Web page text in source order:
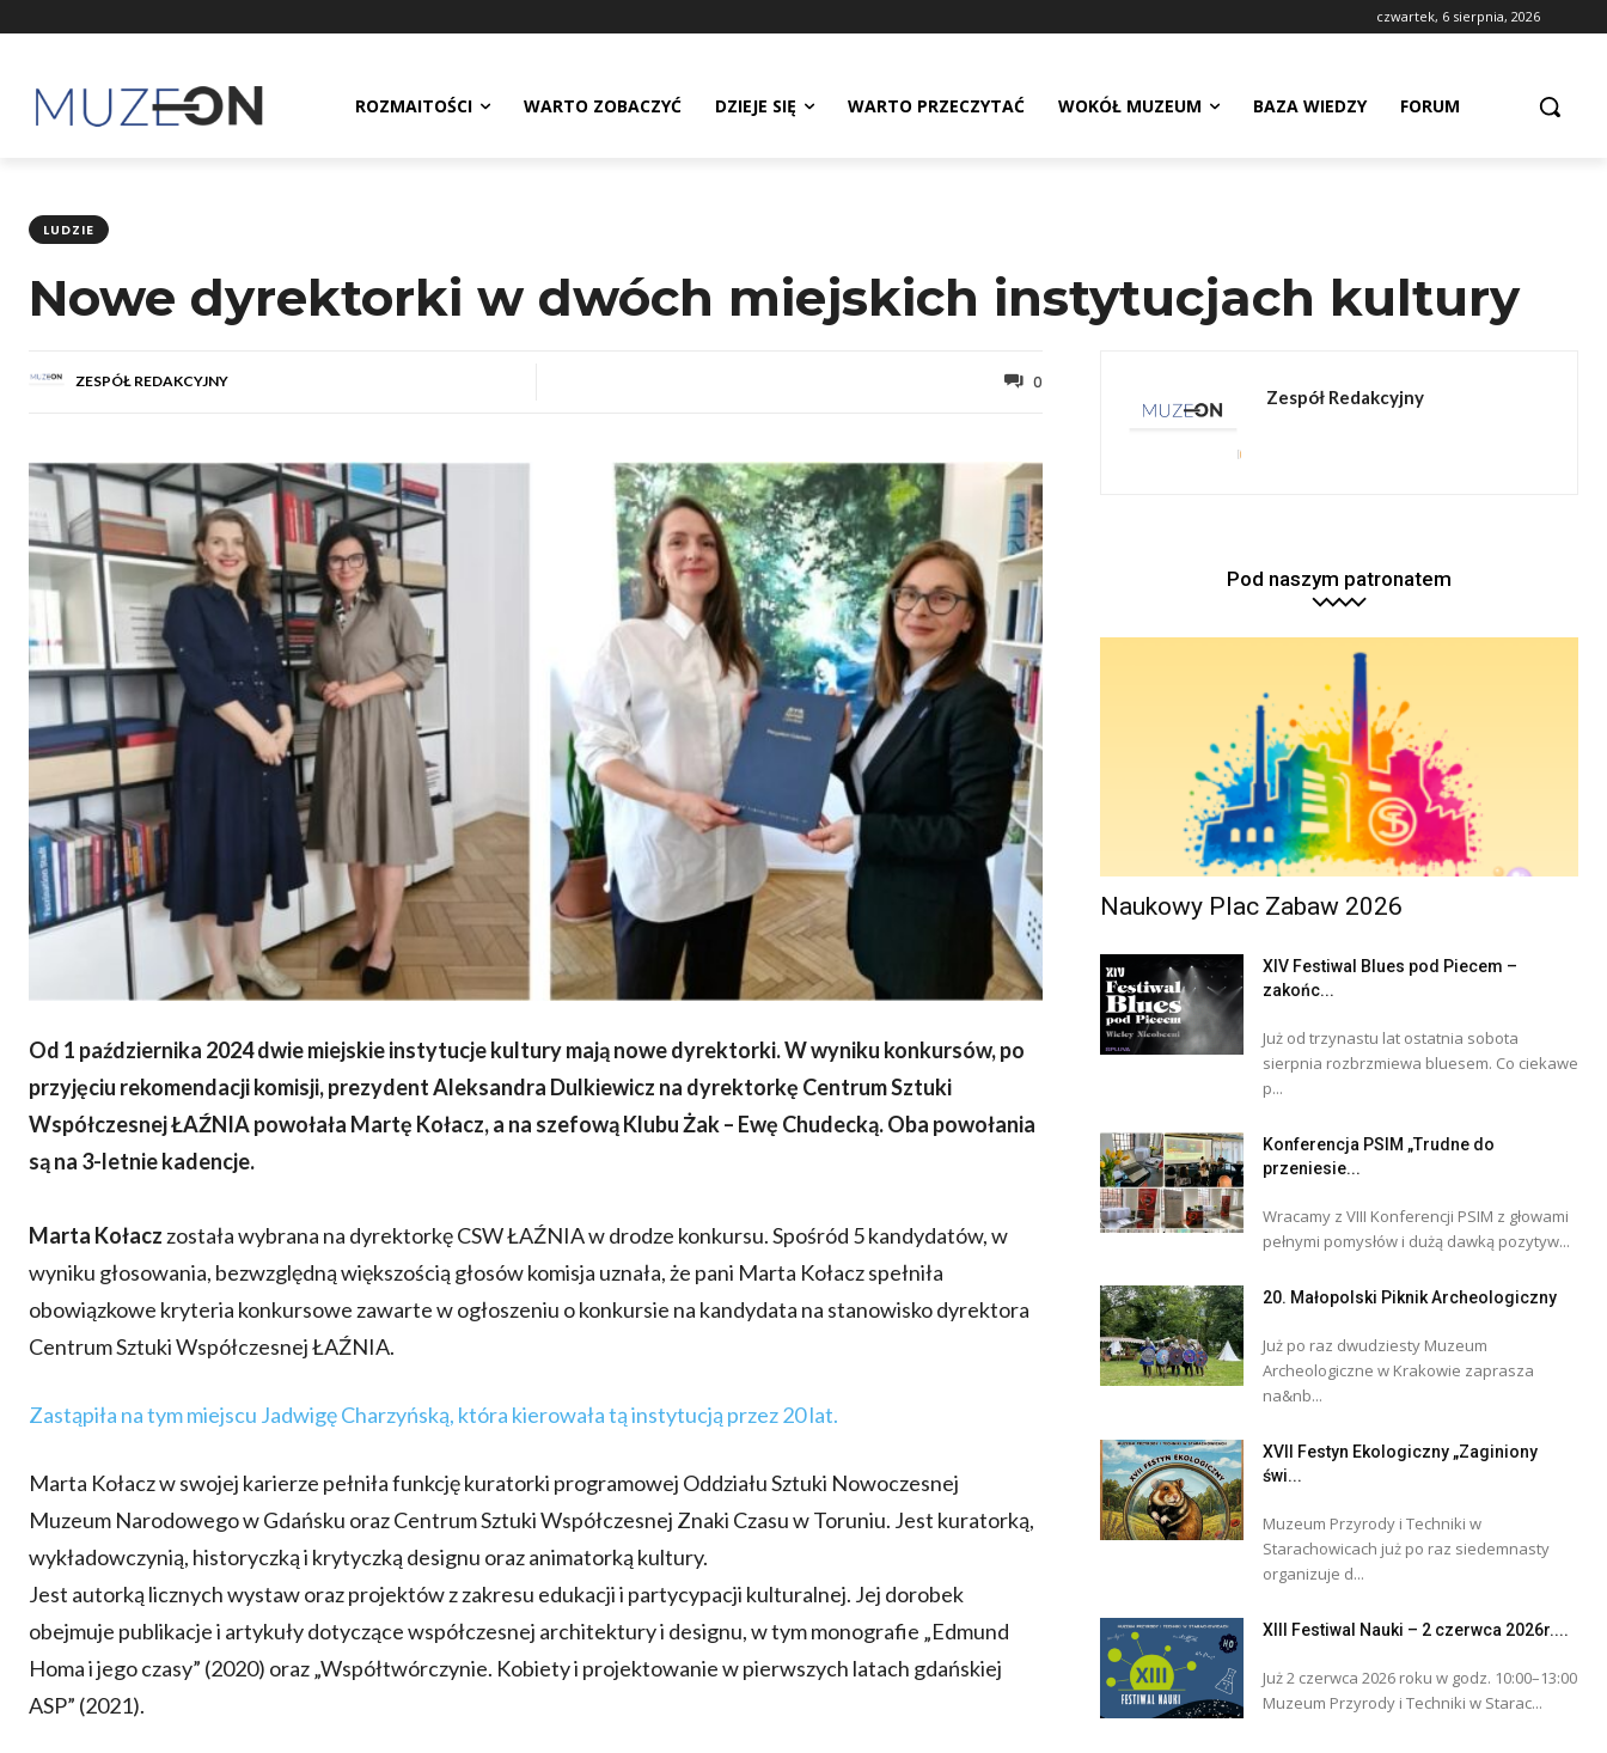
czwartek, 6 sierpnia, 2026
ROZMAITOŚCI WARTO ZOBACZYĆ DZIEJE SIĘ WARTO PRZECZYTAĆ WOKÓŁ MUZEUM BAZA WIEDZY FORUM
LUDZIE
Nowe dyrektorki w dwóch miejskich instytucjach kultury
ZESPÓŁ REDAKCYJNY 0
Od 1 października 2024 dwie miejskie instytucje kultury mają nowe dyrektorki. W wyniku konkursów, po
przyjęciu rekomendacji komisji, prezydent Aleksandra Dulkiewicz na dyrektorkę Centrum Sztuki
Współczesnej ŁAŹNIA powołała Martę Kołacz, a na szefową Klubu Żak – Ewę Chudecką. Oba powołania
są na 3-letnie kadencje.
Marta Kołacz została wybrana na dyrektorkę CSW ŁAŹNIA w drodze konkursu. Spośród 5 kandydatów, w
wyniku głosowania, bezwzględną większością głosów komisja uznała, że pani Marta Kołacz spełniła
obowiązkowe kryteria konkursowe zawarte w ogłoszeniu o konkursie na kandydata na stanowisko dyrektora
Centrum Sztuki Współczesnej ŁAŹNIA.
Zastąpiła na tym miejscu Jadwigę Charzyńską, która kierowała tą instytucją przez 20 lat.
Marta Kołacz w swojej karierze pełniła funkcję kuratorki programowej Oddziału Sztuki Nowoczesnej
Muzeum Narodowego w Gdańsku oraz Centrum Sztuki Współczesnej Znaki Czasu w Toruniu. Jest kuratorką,
wykładowczynią, historyczką i krytyczką designu oraz animatorką kultury.
Jest autorką licznych wystaw oraz projektów z zakresu edukacji i partycypacji kulturalnej. Jej dorobek
obejmuje publikacje i artykuły dotyczące współczesnej architektury i designu, w tym monografie „Edmund
Homa i jego czasy” (2020) oraz „Współtwórczynie. Kobiety i projektowanie w pierwszych latach gdańskiej
ASP” (2021).
Zespół Redakcyjny
Pod naszym patronatem
Naukowy Plac Zabaw 2026
XIV Festiwal Blues pod Piecem –
zakońc...
Już od trzynastu lat ostatnia sobota
sierpnia rozbrzmiewa bluesem. Co ciekawe
p...
Konferencja PSIM „Trudne do
przeniesie...
Wracamy z VIII Konferencji PSIM z głowami
pełnymi pomysłów i dużą dawką pozytyw...
20. Małopolski Piknik Archeologiczny
Już po raz dwudziesty Muzeum
Archeologiczne w Krakowie zaprasza
na&nb...
XVII Festyn Ekologiczny „Zaginiony
świ...
Muzeum Przyrody i Techniki w
Starachowicach już po raz siedemnasty
organizuje d...
XIII Festiwal Nauki – 2 czerwca 2026r....
Już 2 czerwca 2026 roku w godz. 10:00–13:00
Muzeum Przyrody i Techniki w Starac...